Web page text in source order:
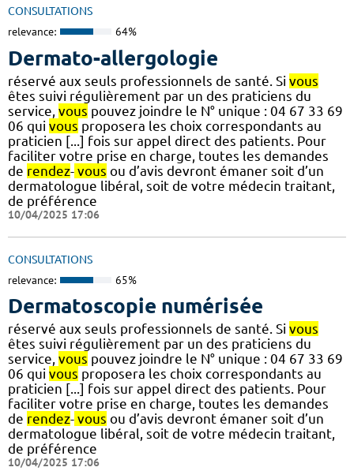
CONSULTATIONS
relevance: 64%
Dermato-allergologie
réservé aux seuls professionnels de santé. Si vous
êtes suivi régulièrement par un des praticiens du
service, vous pouvez joindre le N° unique : 04 67 33 69
06 qui vous proposera les choix correspondants au
praticien [...] fois sur appel direct des patients. Pour
faciliter votre prise en charge, toutes les demandes
de rendez- vous ou d’avis devront émaner soit d’un
dermatologue libéral, soit de votre médecin traitant,
de préférence
10/04/2025 17:06
CONSULTATIONS
relevance: 65%
Dermatoscopie numérisée
réservé aux seuls professionnels de santé. Si vous
êtes suivi régulièrement par un des praticiens du
service, vous pouvez joindre le N° unique : 04 67 33 69
06 qui vous proposera les choix correspondants au
praticien [...] fois sur appel direct des patients. Pour
faciliter votre prise en charge, toutes les demandes
de rendez- vous ou d’avis devront émaner soit d’un
dermatologue libéral, soit de votre médecin traitant,
de préférence
10/04/2025 17:06